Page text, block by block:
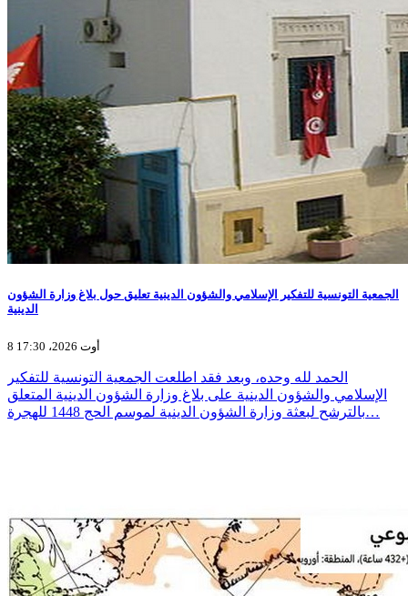
الجمعية التونسية للتفكير الإسلامي والشؤون الدينية تعليق حول بلاغ وزارة الشؤون
الدينية
8 أوت 2026، 17:30
الحمد لله وحده، وبعد فقد اطلعت الجمعية التونسية للتفكير
الإسلامي والشؤون الدينية على بلاغ وزارة الشؤون الدينية المتعلق
بالترشح لبعثة وزارة الشؤون الدينية لموسم الحج 1448 للهجرة…